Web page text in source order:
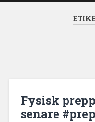
Fysisk
senare